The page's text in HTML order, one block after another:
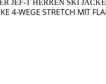
JEF-T HERREN SKI
4-WEGE STRETCH MIT